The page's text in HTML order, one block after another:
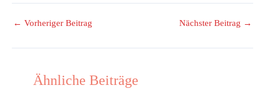
← Vorheriger Beitrag Nächster Beitrag →
Ähnliche Beiträge